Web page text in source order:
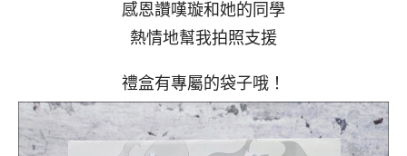
感恩讚嘆璇和她的同學
熱情地幫我拍照支援
禮盒有專屬的袋子哦！